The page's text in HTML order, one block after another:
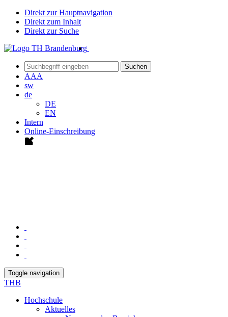
Direkt zur Hauptnavigation
Direkt zum Inhalt
Direkt zur Suche
Suchen
AAA
sw
de
DE
EN
Intern
Online-Einschreibung
Toggle navigation
THB
Hochschule
Aktuelles